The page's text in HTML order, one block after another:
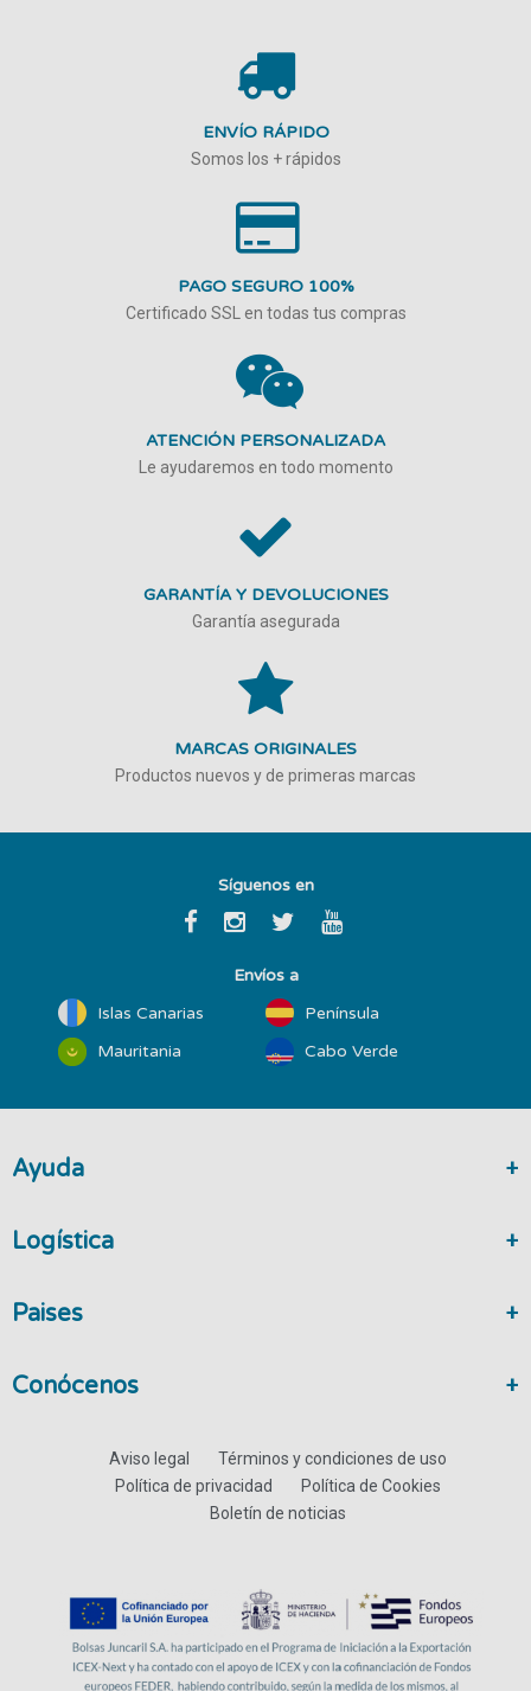
ENVÍO RÁPIDO
Somos los + rápidos
PAGO SEGURO 100%
Certificado SSL en todas tus compras
ATENCIÓN PERSONALIZADA
Le ayudaremos en todo momento
GARANTÍA Y DEVOLUCIONES
Garantía asegurada
MARCAS ORIGINALES
Productos nuevos y de primeras marcas
Síguenos en
Envíos a
Islas Canarias
Península
Mauritania
Cabo Verde
Ayuda
Logística
Paises
Conócenos
Aviso legal
Términos y condiciones de uso
Política de privacidad
Política de Cookies
Boletín de noticias